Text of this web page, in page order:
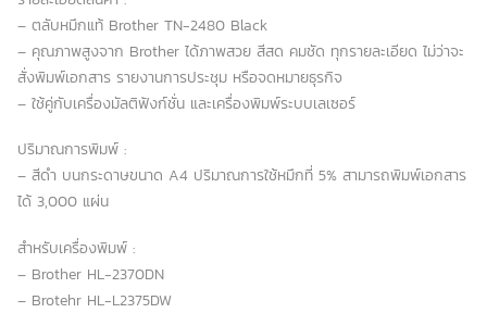
– ตลับหมึกแท้ Brother TN-2480 Black
– คุณภาพสูงจาก Brother ได้ภาพสวย สีสด คมชัด ทุกรายละเอียด ไม่ว่าจะ
สั่งพิมพ์เอกสาร รายงานการประชุม หรือจดหมายธุรกิจ
– ใช้คู่กับเครื่องมัลติฟังก์ชั่น และเครื่องพิมพ์ระบบเลเซอร์
ปริมาณการพิมพ์ :
– สีดำ บนกระดาษขนาด A4 ปริมาณการใช้หมึกที่ 5% สามารถพิมพ์เอกสาร
ได้ 3,000 แผ่น
สำหรับเครื่องพิมพ์ :
– Brother HL-2370DN
– Brotehr HL-L2375DW